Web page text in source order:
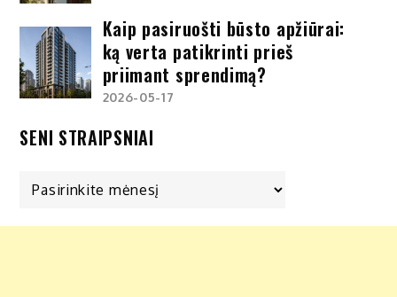
Kaip pasiruošti būsto apžiūrai:
ką verta patikrinti prieš
priimant sprendimą?
2026-05-17
SENI STRAIPSNIAI